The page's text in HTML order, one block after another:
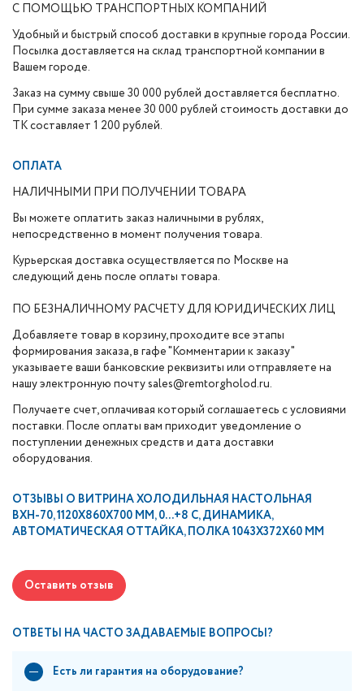
С ПОМОЩЬЮ ТРАНСПОРТНЫХ КОМПАНИЙ
Удобный и быстрый способ доставки в крупные города России.
Посылка доставляется на склад транспортной компании в
Вашем городе.
Заказ на сумму свыше 30 000 рублей доставляется бесплатно.
При сумме заказа менее 30 000 рублей стоимость доставки до
ТК составляет 1 200 рублей.
ОПЛАТА
НАЛИЧНЫМИ ПРИ ПОЛУЧЕНИИ ТОВАРА
Вы можете оплатить заказ наличными в рублях,
непосредственно в момент получения товара.
Курьерская доставка осуществляется по Москве на
следующий день после оплаты товара.
ПО БЕЗНАЛИЧНОМУ РАСЧЕТУ ДЛЯ ЮРИДИЧЕСКИХ ЛИЦ
Добавляете товар в корзину, проходите все этапы
формирования заказа, в гафе "Комментарии к заказу"
указываете ваши банковские реквизиты или отправляете на
нашу электронную почту sales@remtorgholod.ru.
Получаете счет, оплачивая который соглашаетесь с условиями
поставки. После оплаты вам приходит уведомление о
поступлении денежных средств и дата доставки
оборудования.
ОТЗЫВЫ О ВИТРИНА ХОЛОДИЛЬНАЯ НАСТОЛЬНАЯ
ВХН-70, 1120Х860Х700 ММ, 0...+8 С, ДИНАМИКА,
АВТОМАТИЧЕСКАЯ ОТТАЙКА, ПОЛКА 1043Х372Х60 ММ
Оставить отзыв
ОТВЕТЫ НА ЧАСТО ЗАДАВАЕМЫЕ ВОПРОСЫ?
Есть ли гарантия на оборудование?